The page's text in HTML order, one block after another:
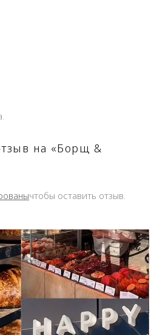
на «Борщ &
чтобы оставить отзыв.